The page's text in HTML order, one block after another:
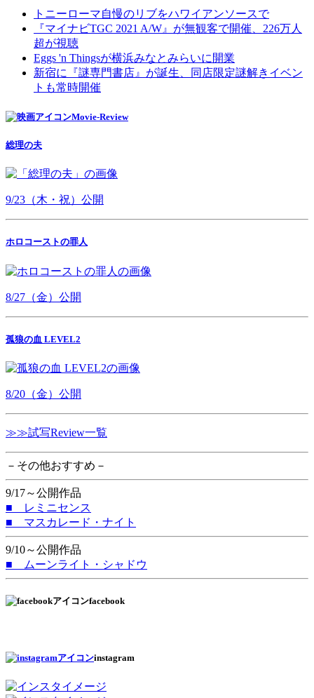
トニーローマ自慢のリブをハワイアンソースで
『マイナビTGC 2021 A/W』が無観客で開催、226万人
超が視聴
Eggs 'n Thingsが横浜みなとみらいに開業
新宿に『謎専門書店』が誕生、同店限定謎解きイベン
トも常時開催
Movie-Review
総理の夫
9/23（木・祝）公開
ホロコーストの罪人
8/27（金）公開
孤狼の血 LEVEL2
8/20（金）公開
≫≫試写Review一覧
－その他おすすめ－
9/17～公開作品
■ レミニセンス
■ マスカレード・ナイト
9/10～公開作品
■ ムーンライト・シャドウ
facebook
instagram